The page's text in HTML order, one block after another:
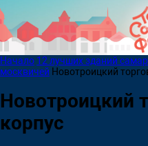
Начало 12 лучших зданий
москвичей Новотроицкий
Новотроицкий
корпус